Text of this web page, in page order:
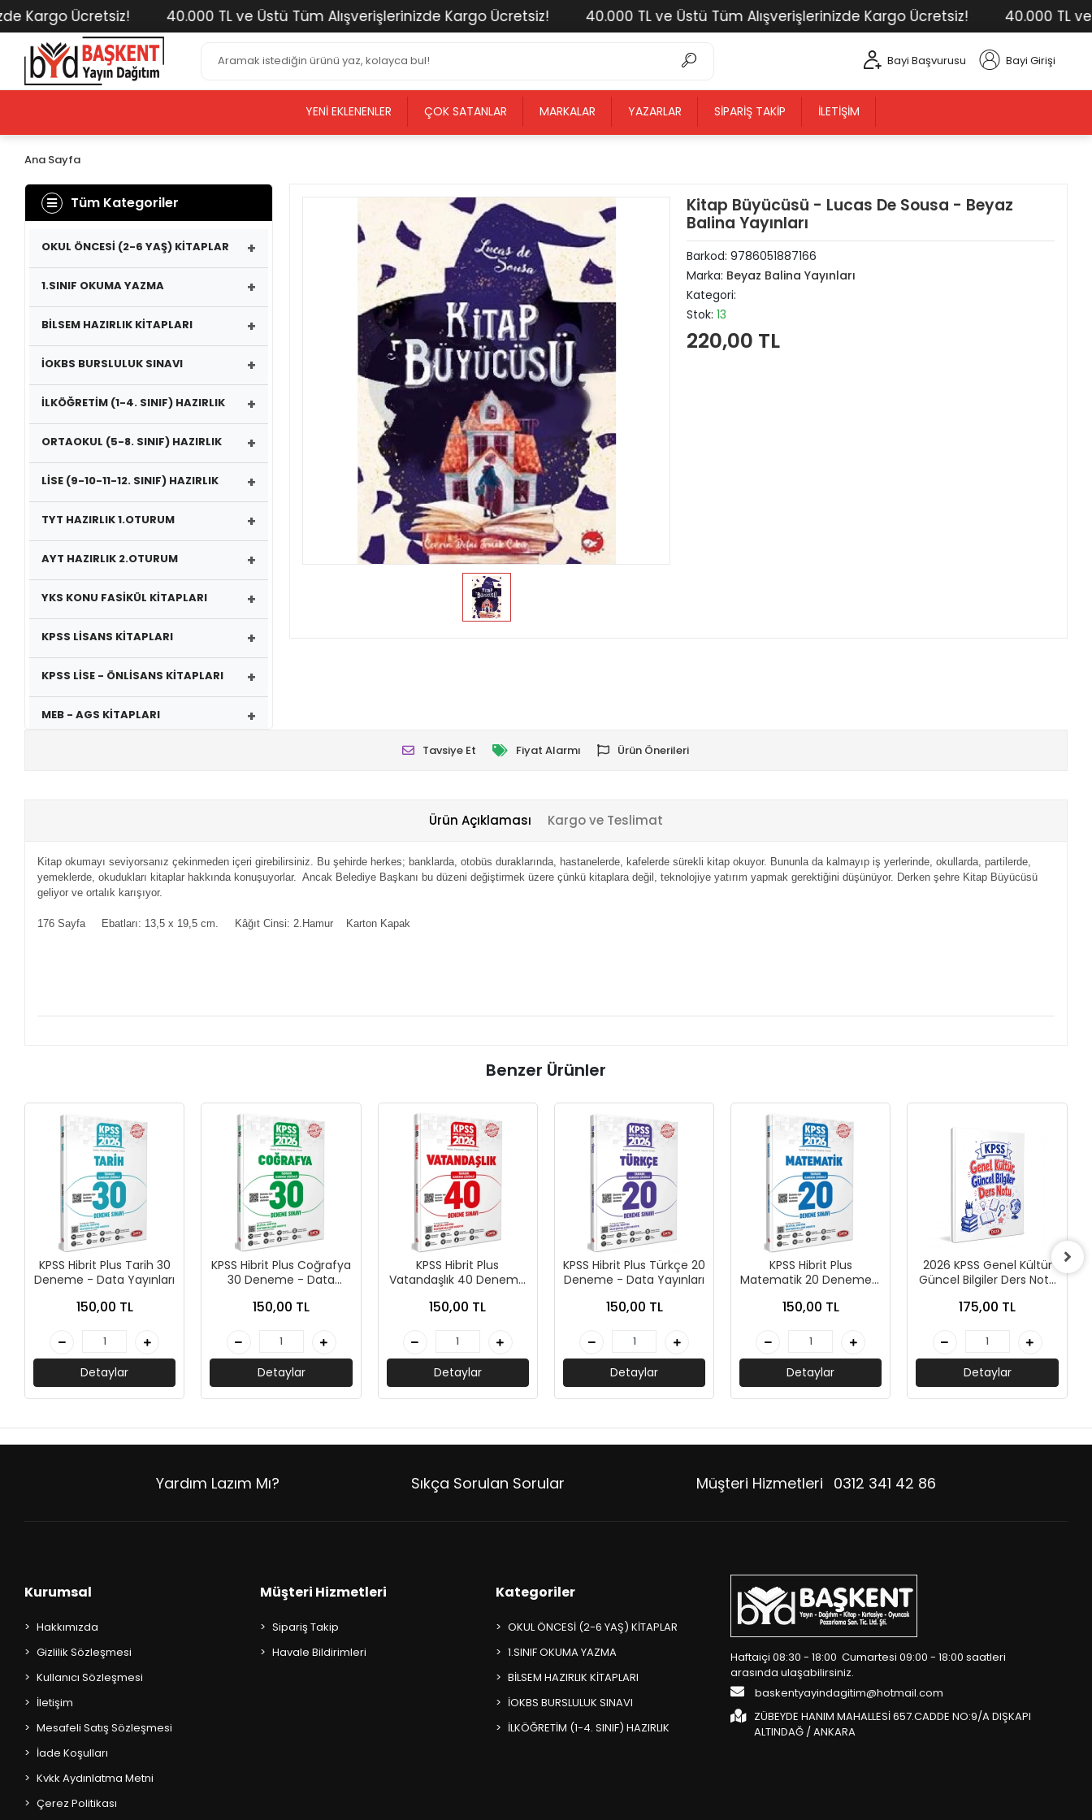
Ücretsiz! 40.000 TL ve Üstü Tüm Alışverişlerinizde Kargo Ücretsiz! 40.000 TL ve Üstü Tüm Alışverişlerinizde Kargo Ücretsiz! 40.000 TL ve
Bayi Başvurusu Bayi Girişi
YENI EKLENENLER ÇOK SATANLAR MARKALAR YAZARLAR SIPARIŞ TAKIP İLETIŞIM
Ana Sayfa
Tüm Kategoriler
OKUL ÖNCESİ (2-6 YAŞ) KİTAPLAR +
1.SINIF OKUMA YAZMA +
BİLSEM HAZIRLIK KİTAPLARI +
İOKBS BURSLULUK SINAVI +
İLKÖĞRETİM (1-4. SINIF) HAZIRLIK +
ORTAOKUL (5-8. SINIF) HAZIRLIK +
LİSE (9-10-11-12. SINIF) HAZIRLIK +
TYT HAZIRLIK 1.OTURUM +
AYT HAZIRLIK 2.OTURUM +
YKS KONU FASİKÜL KİTAPLARI +
KPSS LİSANS KİTAPLARI +
KPSS LİSE - ÖNLİSANS KİTAPLARI +
MEB - AGS KİTAPLARI +
YDS - YÖKDİL HAZIRLIK KİTAPLARI +
GYS HAZIRLIK KİTAPLARI
ROMAN - KÜLTÜR KİTAPLARI
HİKAYE - ÇOCUK KİTAPLARI
KUTULU SETLER +
İNGİLİZCE HİKAYE KİTAPLARI
ALMANCA HİKAYE KİTAPLARI
FUTBOL - SPORCU KİTAPLARI
HOBİ - BULMACA KİTAPLARI +
BOYAMA - MANDALA KİTAPLARI
KUR'AN-I KERİM - YASİN-İ ŞERİF
KONUŞMA KLAVUZLARI
Kitap Büyücüsü - Lucas De Sousa - Beyaz
Balina Yayınları
Barkod: 9786051887166
Marka: Beyaz Balina Yayınları
Kategori:
Stok: 13
220,00 TL
Tavsiye Et Fiyat Alarmı Ürün Önerileri
Ürün Açıklaması Kargo ve Teslimat
Kitap okumayı seviyorsanız çekinmeden içeri girebilirsiniz. Bu şehirde herkes; banklarda, otobüs duraklarında, hastanelerde, kafelerde sürekli kitap okuyor. Bununla da kalmayıp iş yerlerinde, okullarda, partilerde,
yemeklerde, okudukları kitaplar hakkında konuşuyorlar. Ancak Belediye Başkanı bu düzeni değiştirmek üzere çünkü kitaplara değil, teknolojiye yatırım yapmak gerektiğini düşünüyor. Derken şehre Kitap Büyücüsü
geliyor ve ortalık karışıyor.
176 Sayfa Ebatları: 13,5 x 19,5 cm. Kâğıt Cinsi: 2.Hamur Karton Kapak
Benzer Ürünler
KPSS Hibrit Plus Tarih 30
Deneme - Data Yayınları
150,00 TL
Detaylar
KPSS Hibrit Plus Coğrafya
30 Deneme - Data
150,00 TL
Detaylar
KPSS Hibrit Plus
Vatandaşlık 40 Deneme
150,00 TL
Detaylar
KPSS Hibrit Plus Türkçe 20
Deneme - Data Yayınları
150,00 TL
Detaylar
KPSS Hibrit Plus
Matematik 20 Deneme -
150,00 TL
Detaylar
2026 KPSS Genel Kültür
Güncel Bilgiler Ders Notu
175,00 TL
Detaylar
Yardım Lazım Mı? Sıkça Sorulan Sorular Müşteri Hizmetleri 0312 341 42 86
Kurumsal
Hakkımızda
Gizlilik Sözleşmesi
Kullanıcı Sözleşmesi
İletişim
Mesafeli Satış Sözleşmesi
İade Koşulları
Kvkk Aydınlatma Metni
Çerez Politikası
Müşteri Hizmetleri
Sipariş Takip
Havale Bildirimleri
Kategoriler
OKUL ÖNCESİ (2-6 YAŞ) KİTAPLAR
1.SINIF OKUMA YAZMA
BİLSEM HAZIRLIK KİTAPLARI
İOKBS BURSLULUK SINAVI
İLKÖĞRETİM (1-4. SINIF) HAZIRLIK
Haftaiçi 08:30 - 18:00 Cumartesi 09:00 - 18:00 saatleri
arasında ulaşabilirsiniz.
baskentyayindagitim@hotmail.com
ZÜBEYDE HANIM MAHALLESİ 657.CADDE NO:9/A DIŞKAPI
ALTINDAĞ / ANKARA